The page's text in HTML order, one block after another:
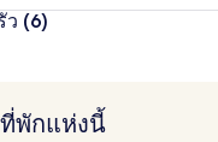
ท
า
ว (6)
พักแห่งนี้